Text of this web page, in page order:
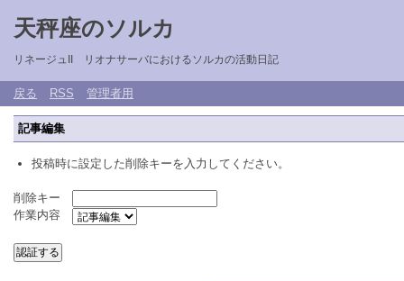
天秤座のソルカ
リネージュII リオナサーバにおけるソルカの活動日記
戻る RSS 管理者用
記事編集
投稿時に設定した削除キーを入力してください。
削除キー
作業内容